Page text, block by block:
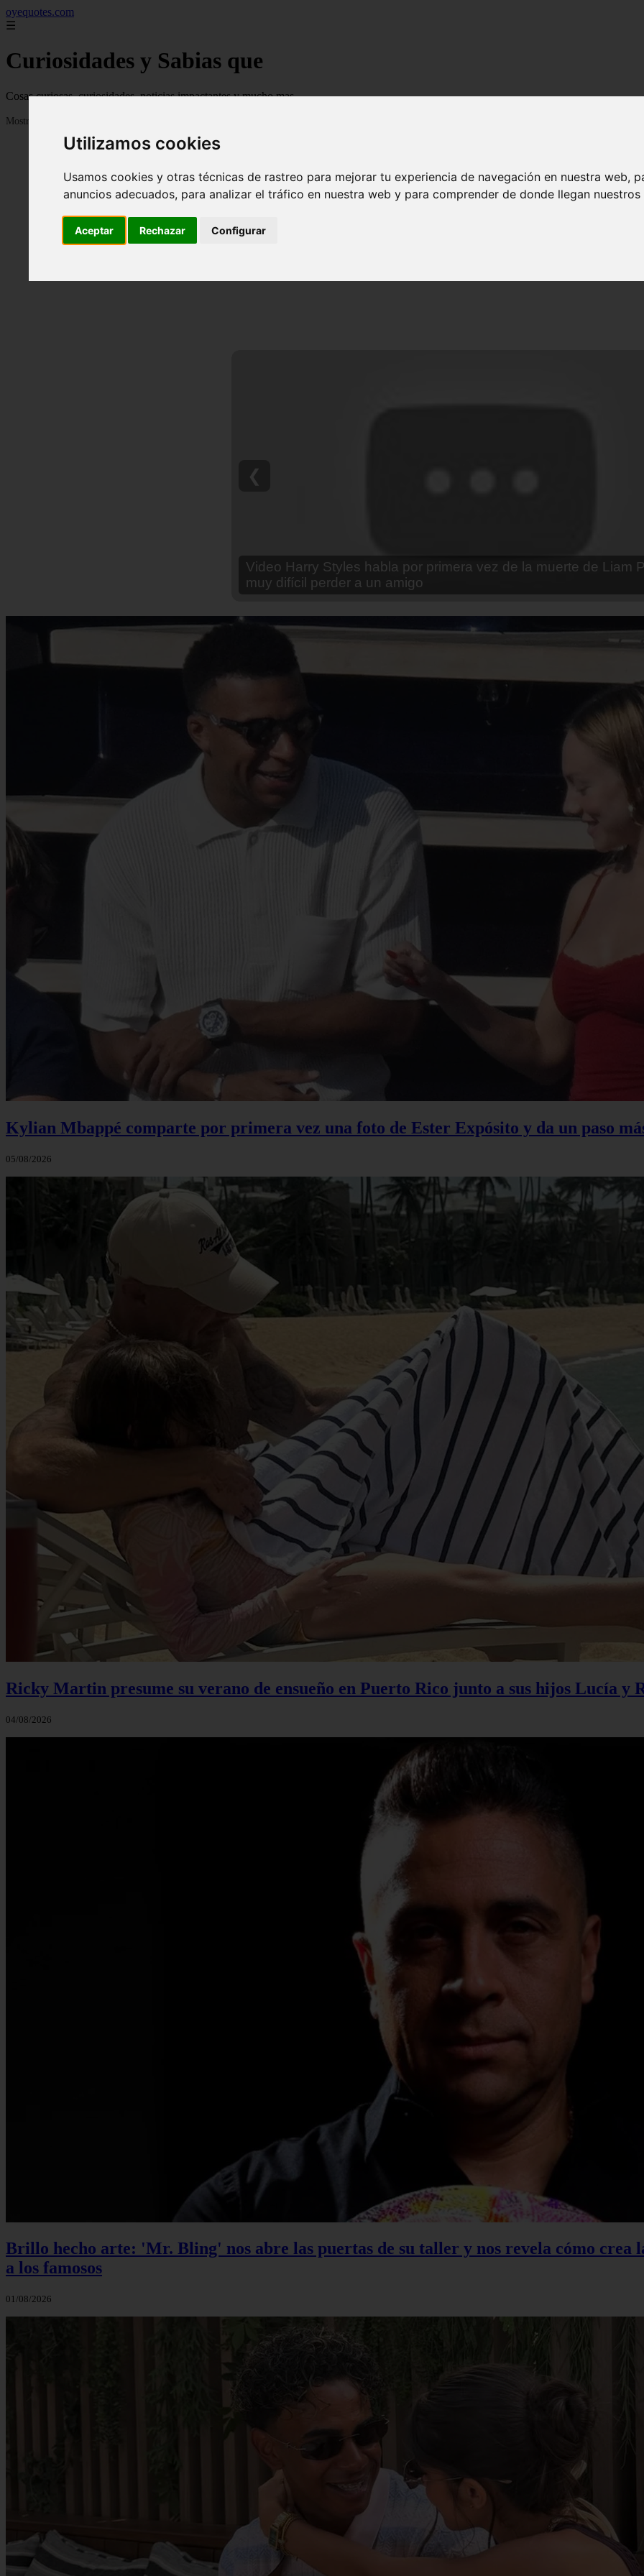
Utilizamos cookies
Usamos cookies y otras técnicas de rastreo para mejorar tu experiencia de navegación en nuestra web,
anuncios adecuados, para analizar el tráfico en nuestra web y para comprender de donde llegan
Aceptar Rechazar Configurar
oyequotes.com
☰
Curiosidades y Sabias que
Cosas curiosas, curiosidades, noticias impactantes y mucho mas
Mostrando 1 - 24 de 2833 artículos
Video Ana Brenda Contreras y la firme promesa que le hizo a
❮
Kylian Mbappé comparte por primera vez una foto de Ester Expósito y da un paso
05/08/2026
Ricky Martin presume su verano de ensueño en Puerto Rico junto a sus hijos Lucía y
04/08/2026
Brillo hecho arte: 'Mr. Bling' nos abre las puertas de su taller y nos revela cómo crea
a los famosos
01/08/2026